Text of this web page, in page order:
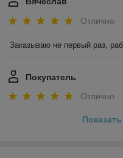
Отлично
Заказываю не первый раз,
Покупатель
Отлично